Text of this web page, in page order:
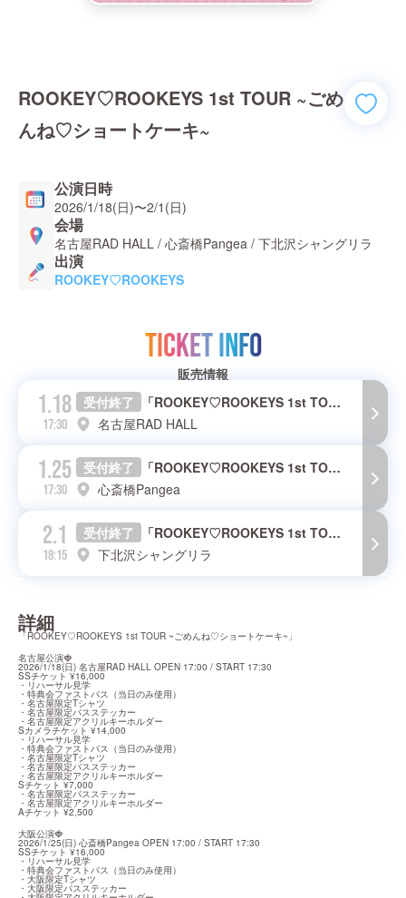
ROOKEY♡ROOKEYS 1st TOUR ~ごめ
んね♡ショートケーキ~
公演日時
2026/1/18(日)〜2/1(日)
会場
名古屋RAD HALL / 心斎橋Pangea / 下北沢シャングリラ
出演
ROOKEY♡ROOKEYS
TICKET INFO
販売情報
1.18
17:30
受付終了
「ROOKEY♡ROOKEYS 1st TOUR ~ごめんね♡ショートケーキ~」名古屋公演
名古屋RAD HALL
1.25
17:30
受付終了
「ROOKEY♡ROOKEYS 1st TOUR ~ごめんね♡ショートケーキ~」大阪公演
心斎橋Pangea
2.1
18:15
受付終了
「ROOKEY♡ROOKEYS 1st TOUR ~ごめんね♡ショートケーキ~」東京ファイナル公演
下北沢シャングリラ
詳細
「ROOKEY♡ROOKEYS 1st TOUR ~ごめんね♡ショートケーキ~」
名古屋公演🍓
2026/1/18(日) 名古屋RAD HALL OPEN 17:00 / START 17:30
SSチケット ¥16,000
・リハーサル見学
・特典会ファストパス（当日のみ使用）
・名古屋限定Tシャツ
・名古屋限定パスステッカー
・名古屋限定アクリルキーホルダー
Sカメラチケット ¥14,000
・リハーサル見学
・特典会ファストパス（当日のみ使用）
・名古屋限定Tシャツ
・名古屋限定パスステッカー
・名古屋限定アクリルキーホルダー
Sチケット ¥7,000
・名古屋限定パスステッカー
・名古屋限定アクリルキーホルダー
Aチケット ¥2,500
大阪公演🍓
2026/1/25(日) 心斎橋Pangea OPEN 17:00 / START 17:30
SSチケット ¥16,000
・リハーサル見学
・特典会ファストパス（当日のみ使用）
・大阪限定Tシャツ
・大阪限定パスステッカー